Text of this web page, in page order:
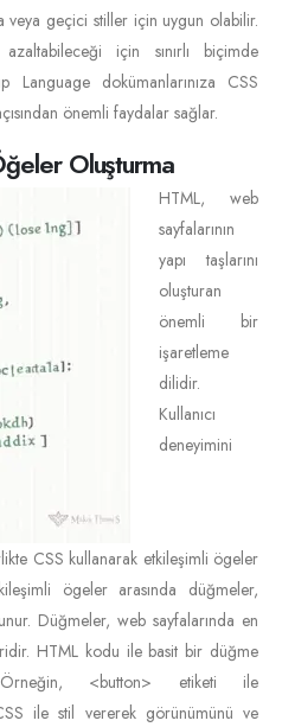
geçici stiller için uygun olabilir.
için sınırlı biçimde
Language dokümanlarınıza CSS
önemli faydalar sağlar.
Oluşturma
HTML, web
sayfalarının
yapı taşlarını
oluşturan
önemli bir
işaretleme
dilidir.
Kullanıcı
deneyimini
CSS kullanarak etkileşimli ögeler
ögeler arasında düğmeler,
Düğmeler, web sayfalarında en
HTML kodu ile basit bir düğme
Örneğin, <button> etiketi ile
ile stil vererek görünümünü ve